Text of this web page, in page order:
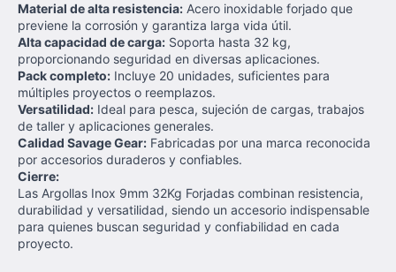
Material de alta resistencia: Acero inoxidable forjado que
previene la corrosión y garantiza larga vida útil.
Alta capacidad de carga: Soporta hasta 32 kg,
proporcionando seguridad en diversas aplicaciones.
Pack completo: Incluye 20 unidades, suficientes para
múltiples proyectos o reemplazos.
Versatilidad: Ideal para pesca, sujeción de cargas, trabajos
de taller y aplicaciones generales.
Calidad Savage Gear: Fabricadas por una marca reconocida
por accesorios duraderos y confiables.
Cierre:
Las Argollas Inox 9mm 32Kg Forjadas combinan resistencia,
durabilidad y versatilidad, siendo un accesorio indispensable
para quienes buscan seguridad y confiabilidad en cada
proyecto.